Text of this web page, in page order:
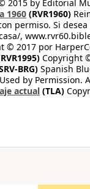
2015 by Editorial
1960 (RVR1960)
permiso. Si
,
© 2017 por
Copyright
BRG) Spanish
by Permission.
actual (TLA)